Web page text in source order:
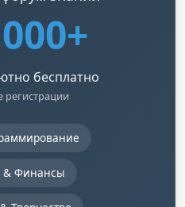
бесплатно
регистрации
& Финансы